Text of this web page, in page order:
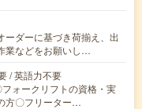
ーダーに基づき荷揃え、出
業などをお願いし…
/ 英語力不要
フォークリフトの資格・実
方〇フリーター…